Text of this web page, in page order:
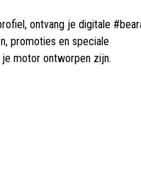
ontvang je digitale
promoties en speciale
motor ontworpen zijn.